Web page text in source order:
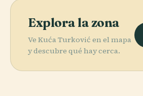
Explora la zona
Ve Kuća Turković en el mapa
y descubre qué hay cerca.